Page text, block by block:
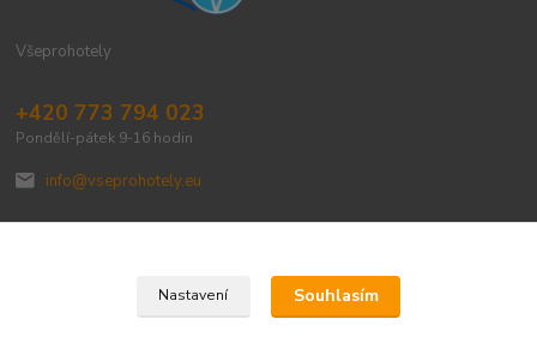
Všeprohotely
+420 773 794 023
Pondělí-pátek 9-16 hodin
info@vseprohotely.eu
Upravit sběr cookies.
Nastavení Souhlasím